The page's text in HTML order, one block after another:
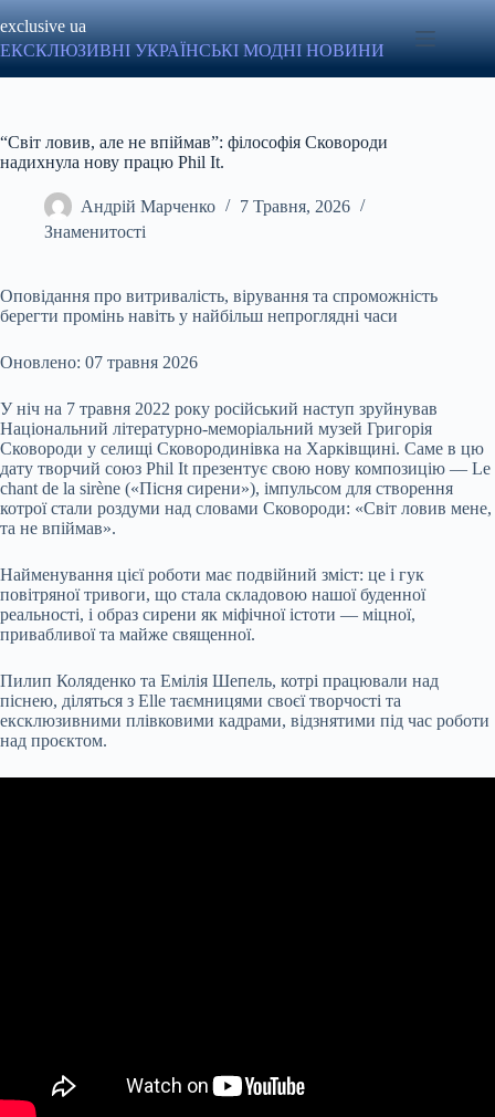
до
вмісту
exclusive ua
ЕКСКЛЮЗИВНІ УКРАЇНСЬКІ МОДНІ НОВИНИ
“Світ ловив, але не впіймав”: філософія Сковороди
надихнула нову працю Phil It.
Андрій Марченко
7 Травня, 2026
Знаменитості
Оповідання про витривалість, вірування та спроможність
берегти промінь навіть у найбільш непроглядні часи
Оновлено: 07 травня 2026
У ніч на 7 травня 2022 року російський наступ зруйнував
Національний літературно-меморіальний музей Григорія
Сковороди у селищі Сковородинівка на Харківщині. Саме в цю
дату творчий союз Phil It презентує свою нову композицію — Le
chant de la sirène («Пісня сирени»), імпульсом для створення
котрої стали роздуми над словами Сковороди: «Світ ловив мене,
та не впіймав».
Найменування цієї роботи має подвійний зміст: це і гук
повітряної тривоги, що стала складовою нашої буденної
реальності, і образ сирени як міфічної істоти — міцної,
привабливої та майже священної.
Пилип Коляденко та Емілія Шепель, котрі працювали над
піснею, діляться з Elle таємницями своєї творчості та
ексклюзивними плівковими кадрами, відзнятими під час роботи
над проєктом.